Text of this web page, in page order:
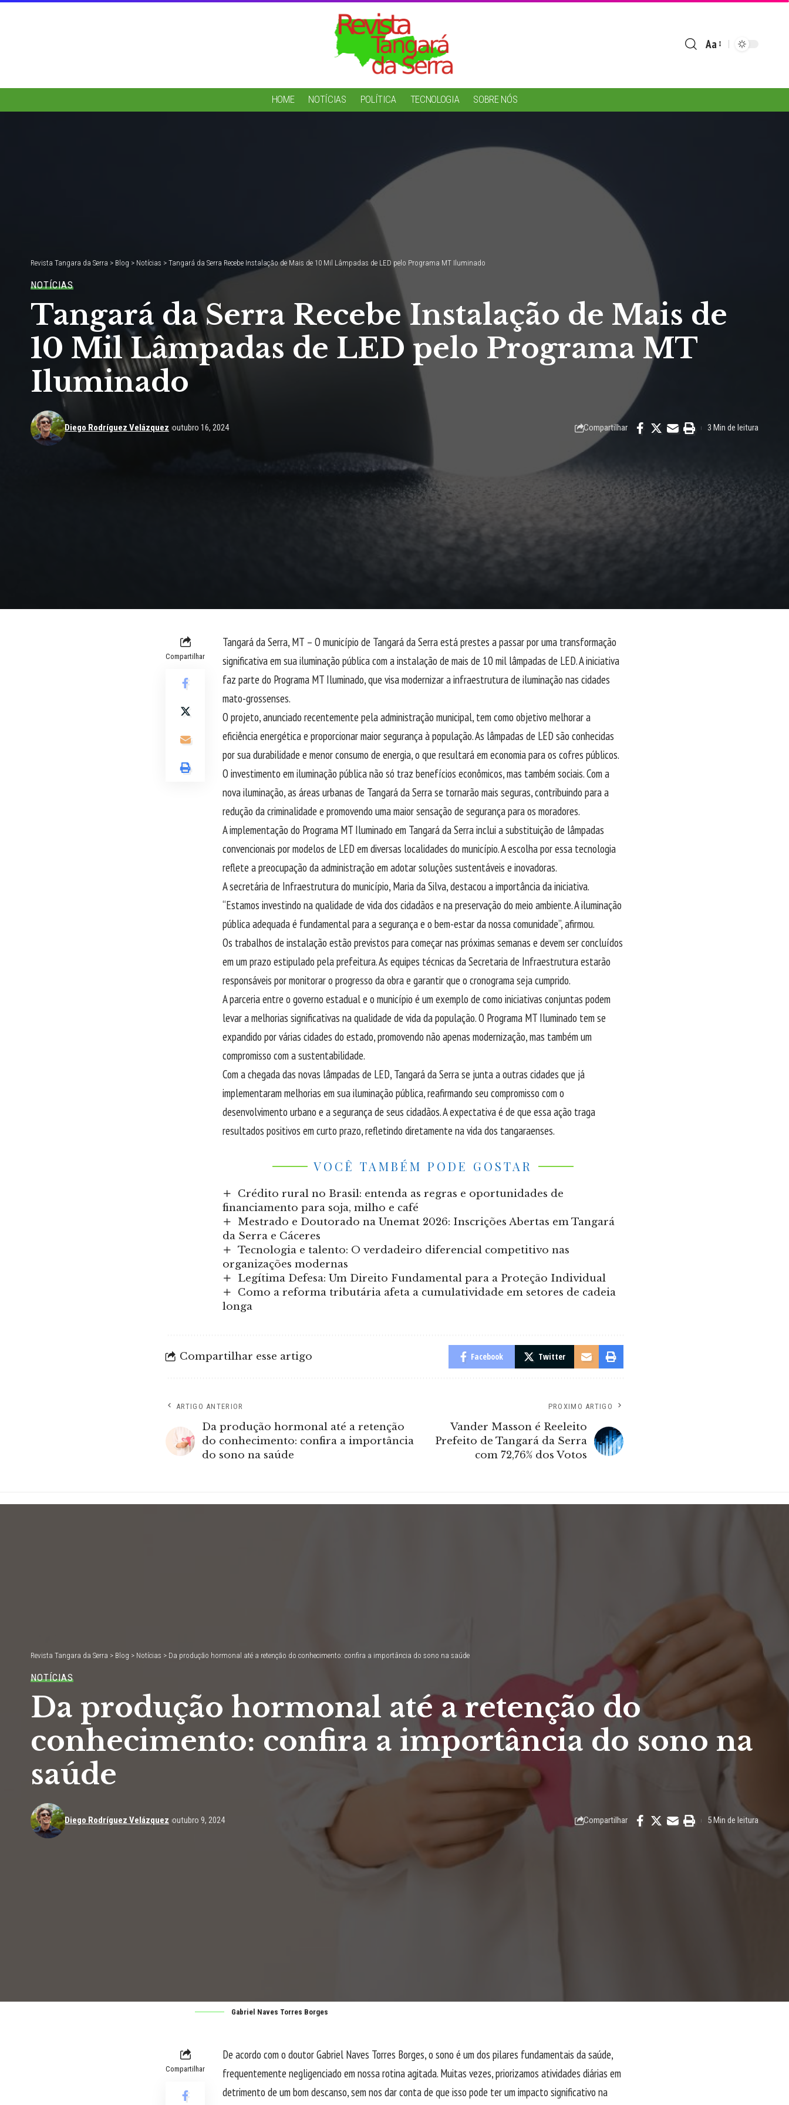
Font
Aa
HOME NOTÍCIAS POLÍTICA TECNOLOGIA SOBRE NÓS
Revista Tangara da Serra > Blog > Notícias > Tangará da Serra Recebe Instalação de Mais de 10 Mil Lâmpadas de LED pelo Programa MT Iluminado
NOTÍCIAS
Tangará da Serra Recebe Instalação de Mais de
10 Mil Lâmpadas de LED pelo Programa MT
Iluminado
Diego Rodríguez Velázquez outubro 16, 2024 Compartilhar 3 Min de leitura
Compartilhar
Tangará da Serra, MT – O município de Tangará da Serra está prestes a passar por uma transformação
significativa em sua iluminação pública com a instalação de mais de 10 mil lâmpadas de LED. A iniciativa
faz parte do Programa MT Iluminado, que visa modernizar a infraestrutura de iluminação nas cidades
mato-grossenses.
O projeto, anunciado recentemente pela administração municipal, tem como objetivo melhorar a
eficiência energética e proporcionar maior segurança à população. As lâmpadas de LED são conhecidas
por sua durabilidade e menor consumo de energia, o que resultará em economia para os cofres públicos.
O investimento em iluminação pública não só traz benefícios econômicos, mas também sociais. Com a
nova iluminação, as áreas urbanas de Tangará da Serra se tornarão mais seguras, contribuindo para a
redução da criminalidade e promovendo uma maior sensação de segurança para os moradores.
A implementação do Programa MT Iluminado em Tangará da Serra inclui a substituição de lâmpadas
convencionais por modelos de LED em diversas localidades do município. A escolha por essa tecnologia
reflete a preocupação da administração em adotar soluções sustentáveis e inovadoras.
A secretária de Infraestrutura do município, Maria da Silva, destacou a importância da iniciativa.
“Estamos investindo na qualidade de vida dos cidadãos e na preservação do meio ambiente. A iluminação
pública adequada é fundamental para a segurança e o bem-estar da nossa comunidade”, afirmou.
Os trabalhos de instalação estão previstos para começar nas próximas semanas e devem ser concluídos
em um prazo estipulado pela prefeitura. As equipes técnicas da Secretaria de Infraestrutura estarão
responsáveis por monitorar o progresso da obra e garantir que o cronograma seja cumprido.
A parceria entre o governo estadual e o município é um exemplo de como iniciativas conjuntas podem
levar a melhorias significativas na qualidade de vida da população. O Programa MT Iluminado tem se
expandido por várias cidades do estado, promovendo não apenas modernização, mas também um
compromisso com a sustentabilidade.
Com a chegada das novas lâmpadas de LED, Tangará da Serra se junta a outras cidades que já
implementaram melhorias em sua iluminação pública, reafirmando seu compromisso com o
desenvolvimento urbano e a segurança de seus cidadãos. A expectativa é de que essa ação traga
resultados positivos em curto prazo, refletindo diretamente na vida dos tangaraenses.
VOCÊ TAMBÉM PODE GOSTAR
Crédito rural no Brasil: entenda as regras e oportunidades de
financiamento para soja, milho e café
Mestrado e Doutorado na Unemat 2026: Inscrições Abertas em Tangará
da Serra e Cáceres
Tecnologia e talento: O verdadeiro diferencial competitivo nas
organizações modernas
Legítima Defesa: Um Direito Fundamental para a Proteção Individual
Como a reforma tributária afeta a cumulatividade em setores de cadeia
longa
Compartilhar esse artigo Facebook Twitter
ARTIGO ANTERIOR
Da produção hormonal até a retenção
do conhecimento: confira a importância
do sono na saúde
PROXIMO ARTIGO
Vander Masson é Reeleito
Prefeito de Tangará da Serra
com 72,76% dos Votos
Revista Tangara da Serra > Blog > Notícias > Da produção hormonal até a retenção do conhecimento: confira a importância do sono na saúde
NOTÍCIAS
Da produção hormonal até a retenção do
conhecimento: confira a importância do sono na
saúde
Diego Rodríguez Velázquez outubro 9, 2024 Compartilhar 5 Min de leitura
Gabriel Naves Torres Borges
Compartilhar
De acordo com o doutorGabriel Naves Torres Borges,o sono é um dos pilares fundamentais da saúde,
frequentemente negligenciado em nossa rotina agitada. Muitas vezes, priorizamos atividades diárias em
detrimento de um bom descanso, sem nos dar conta de que isso pode ter um impacto significativo na